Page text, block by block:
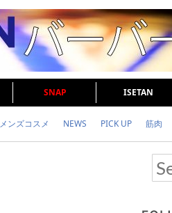
SNAP ISETAN
メンズコスメ NEWS PICK UP 筋肉
頭皮ケア